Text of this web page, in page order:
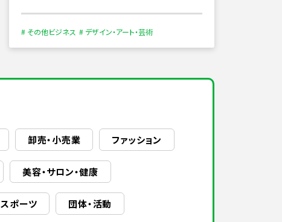
# その他ビジネス # デザイン・アート・芸術
卸売・小売業 ファッション
美容・サロン・健康
スポーツ 団体・活動